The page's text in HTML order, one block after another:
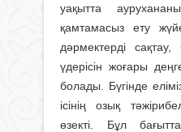
уақытта
қамтамасыз ету
дәрмектерді
үдерісін жоғары
болады. Бүгінде
ісінің озық
өзекті. Бұл